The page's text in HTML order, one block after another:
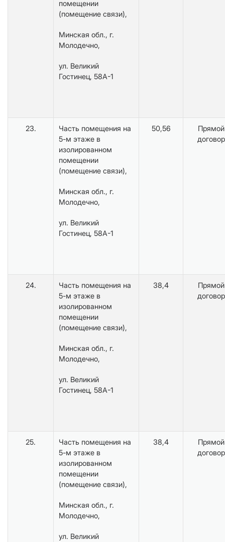
помещении
(помещение связи),
Минская обл., г.
Молодечно,
ул. Великий
Гостинец, 58А-1
23.
Часть помещения на
5-м этаже в
изолированном
помещении
(помещение связи),
Минская обл., г.
Молодечно,
ул. Великий
Гостинец, 58А-1
50,56
Прямой
договор
24.
Часть помещения на
5-м этаже в
изолированном
помещении
(помещение связи),
Минская обл., г.
Молодечно,
ул. Великий
Гостинец, 58А-1
38,4
Прямой
договор
25.
Часть помещения на
5-м этаже в
изолированном
помещении
(помещение связи),
Минская обл., г.
Молодечно,
ул. Великий
38,4
Прямой
договор